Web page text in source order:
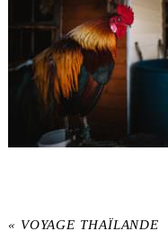
« VOYAGE THAÏLANDE